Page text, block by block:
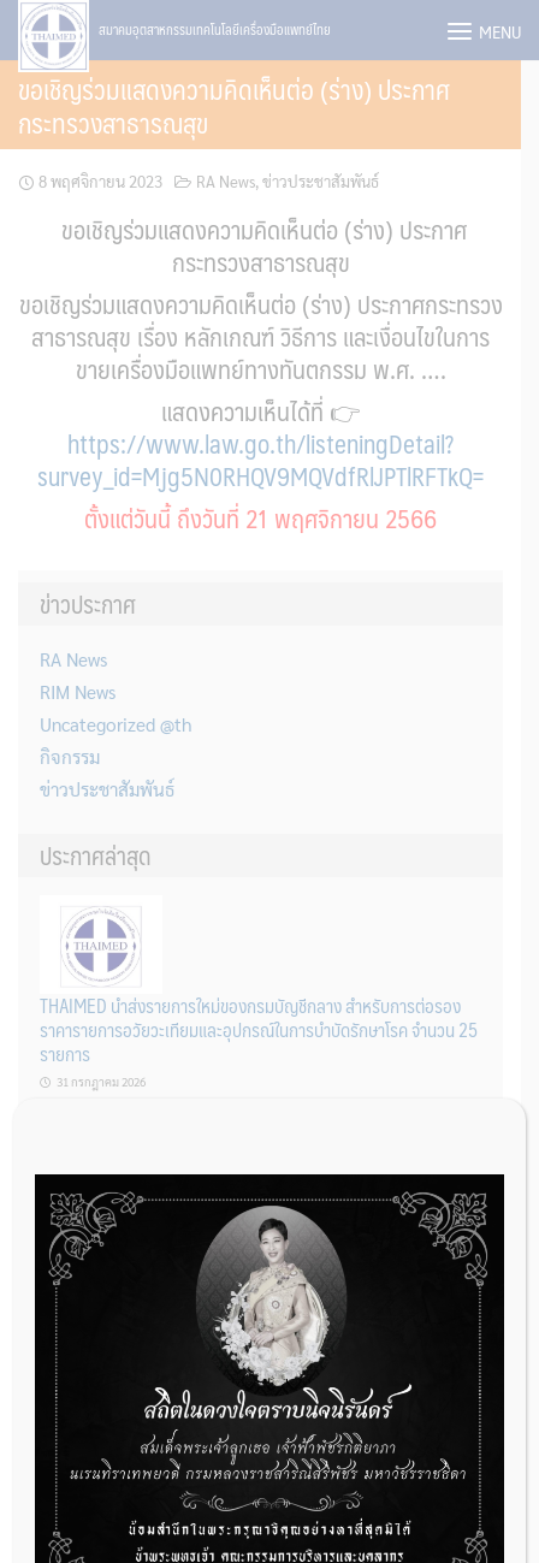
Skip
content
สมาคมอุตสาหกรรมเทคโนโลยีเครื่องมือแพทย์ไทย MENU
ขอเชิญร่วมแสดงความคิดเห็นต่อ (ร่าง) ประกาศ
กระทรวงสาธารณสุข
8 พฤศจิกายน 2023 RA News, ข่าวประชาสัมพันธ์
ขอเชิญร่วมแสดงความคิดเห็นต่อ (ร่าง) ประกาศ
กระทรวงสาธารณสุข
ขอเชิญร่วมแสดงความคิดเห็นต่อ (ร่าง) ประกาศกระทรวง
สาธารณสุข เรื่อง หลักเกณฑ์ วิธีการ และเงื่อนไขในการ
ขายเครื่องมือแพทย์ทางทันตกรรม พ.ศ. ….
แสดงความเห็นได้ที่ 👉
https://www.law.go.th/listeningDetail?
survey_id=Mjg5N0RHQV9MQVdfRlJPTlRFTkQ=
ตั้งแต่วันนี้ ถึงวันที่ 21 พฤศจิกายน 2566
ข่าวประกาศ
RA News
RIM News
Uncategorized @th
กิจกรรม
ข่าวประชาสัมพันธ์
ประกาศล่าสุด
THAIMED นำส่งรายการใหม่ของกรมบัญชีกลาง สำหรับการต่อรอง
ราคารายการอวัยวะเทียมและอุปกรณ์ในการบำบัดรักษาโรค จำนวน 25
รายการ
31 กรกฎาคม 2026
การเตรียมเอกสารผู้ประกอบการที่ต้องการยื่นคำขอจดทะเบียนสถาน
ประกอบการผลิตเครื่องมือแพทย์ (รายใหม่)
22 กรกฎาคม 2026
ผู้ประกอบการผลิต และ นักวิจัย ที่ต้องการขึ้นทะเบียนเครื่องมือแพทย์
ต้องทำอย่างไรบ้าง
22 กรกฎาคม 2026